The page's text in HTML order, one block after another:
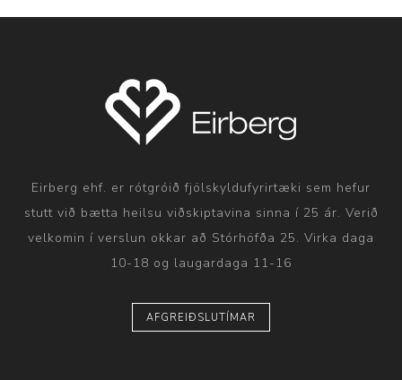
Eirberg ehf. er rótgróið fjölskyldufyrirtæki sem hefur
stutt við bætta heilsu viðskiptavina sinna í 25 ár. Verið
velkomin í verslun okkar að Stórhöfða 25. Virka daga
10-18 og laugardaga 11-16
AFGREIÐSLUTÍMAR